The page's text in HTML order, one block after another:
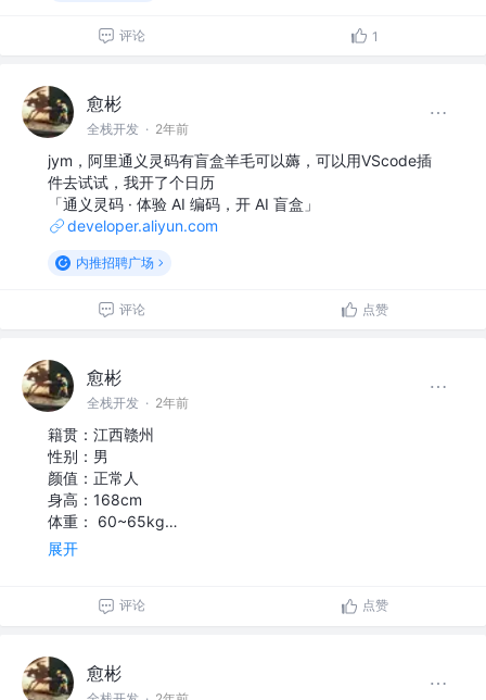
评论 1
愈彬
全栈开发 · 2年前
jym，阿里通义灵码有盲盒羊毛可以薅，可以用VScode插
件去试试，我开了个日历
「通义灵码 · 体验 AI 编码，开 AI 盲盒」
developer.aliyun.com
内推招聘广场
评论 点赞
愈彬
全栈开发 · 2年前
籍贯：江西赣州
性别：男
颜值：正常人
身高：168cm
体重： 60~65kg…
展开
评论 点赞
愈彬